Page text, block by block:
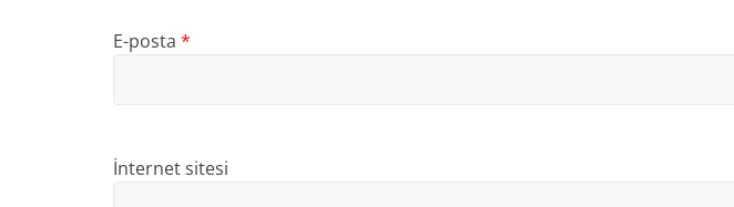
E-posta *
İnternet sitesi